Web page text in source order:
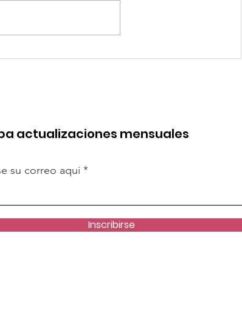
Coca-Cola invertirá mil
actualizaciones mensuales
su correo aqui
Inscribirse